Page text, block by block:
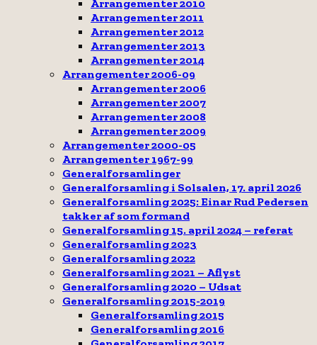
Arrangementer 2010
Arrangementer 2011
Arrangementer 2012
Arrangementer 2013
Arrangementer 2014
Arrangementer 2006-09
Arrangementer 2006
Arrangementer 2007
Arrangementer 2008
Arrangementer 2009
Arrangementer 2000-05
Arrangementer 1967-99
Generalforsamlinger
Generalforsamling i Solsalen, 17. april 2026
Generalforsamling 2025: Einar Rud Pedersen
takker af som formand
Generalforsamling 15. april 2024 – referat
Generalforsamling 2023
Generalforsamling 2022
Generalforsamling 2021 – Aflyst
Generalforsamling 2020 – Udsat
Generalforsamling 2015-2019
Generalforsamling 2015
Generalforsamling 2016